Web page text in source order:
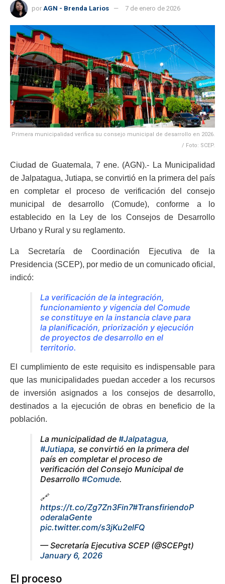
por AGN - Brenda Larios 7 de enero de 2026
Primera municipalidad verifica su consejo municipal de desarrollo en 2026.
/ Foto: SCEP.
Ciudad de Guatemala, 7 ene. (AGN).- La Municipalidad
de Jalpatagua, Jutiapa, se convirtió en la primera del país
en completar el proceso de verificación del consejo
municipal de desarrollo (Comude), conforme a lo
establecido en la Ley de los Consejos de Desarrollo
Urbano y Rural y su reglamento.
La Secretaría de Coordinación Ejecutiva de la
Presidencia (SCEP), por medio de un comunicado oficial,
indicó:
La verificación de la integración,
funcionamiento y vigencia del Comude
se constituye en la instancia clave para
la planificación, priorización y ejecución
de proyectos de desarrollo en el
territorio.
El cumplimiento de este requisito es indispensable para
que las municipalidades puedan acceder a los recursos
de inversión asignados a los consejos de desarrollo,
destinados a la ejecución de obras en beneficio de la
población.
La municipalidad de #Jalpatagua,
#Jutiapa, se convirtió en la primera del
país en completar el proceso de
verificación del Consejo Municipal de
Desarrollo #Comude.
🔗
https://t.co/Zg7Zn3Fin7#TransfiriendoP
oderalaGente
pic.twitter.com/s3jKu2elFQ
— Secretaría Ejecutiva SCEP (@SCEPgt)
January 6, 2026
El proceso